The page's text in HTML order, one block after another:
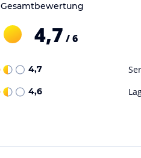
Gesamtbewertung
4,7 / 6
4,7
4,6